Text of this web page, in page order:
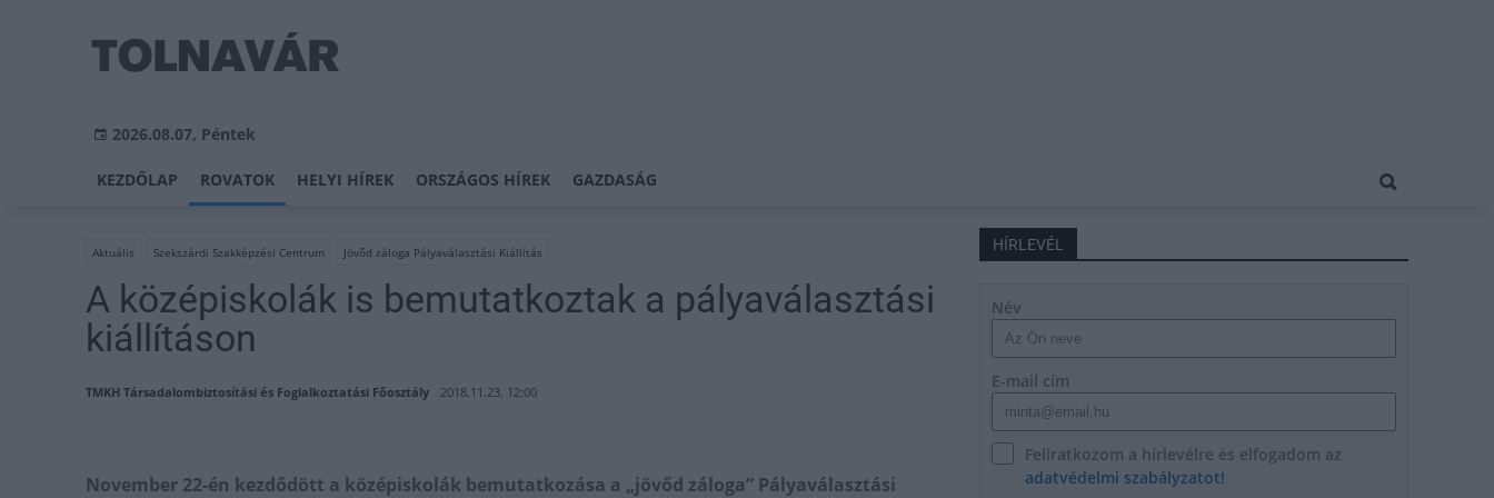
2026.08.07, Péntek
KEZDŐLAP ROVATOK HELYI HÍREK ORSZÁGOS HÍREK GAZDASÁG
Aktuális Szekszárdi Szakképzési Centrum Jövőd záloga Pályaválasztási Kiállítás
A középiskolák is bemutatkoztak a pályaválasztási
kiállításon
TMKH Társadalombiztosítási és Foglalkoztatási Főosztály 2018.11.23. 12:00
November 22-én kezdődött a középiskolák bemutatkozása a „jövőd záloga” Pályaválasztási
HÍRLEVÉL
Név
E-mail cím
Feliratkozom a hírlevélre és elfogadom az
adatvédelmi szabályzatot!